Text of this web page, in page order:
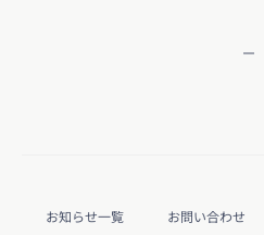
お知らせ一覧 お問い合わせ